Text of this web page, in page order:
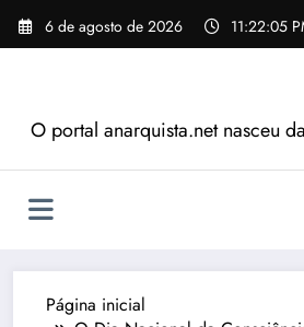
Pular
para
6 de agosto de 2026 11:22:06
O portal anarquista.net nasceu
Página inicial